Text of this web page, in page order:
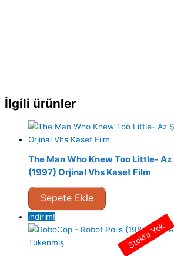
İlgili ürünler
The Man Who Knew Too Little-
(1997) Orjinal Vhs Kaset Film
Sepete Ekle
indirim!
Tükenmiş Stokta Yok